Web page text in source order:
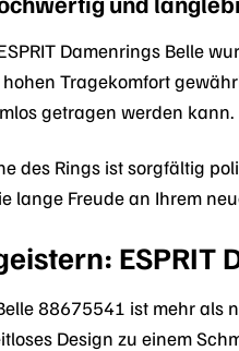
Damenrings Belle
Tragekomfort
getragen werden kann.
des Rings ist sorgfältig
lange Freude an Ihrem
ESPRIT
88675541 ist mehr
Design zu einem